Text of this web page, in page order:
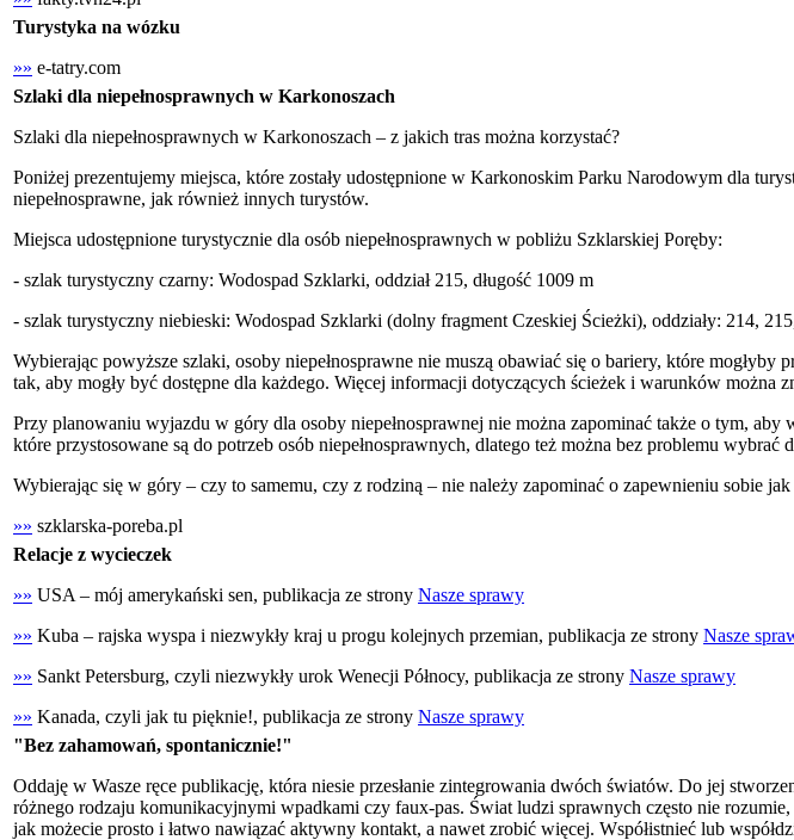
Turystyka na wózku
»» e-tatry.com
Szlaki dla niepełnosprawnych w Karkonoszach
Szlaki dla niepełnosprawnych w Karkonoszach – z jakich tras można korzystać?
Poniżej prezentujemy miejsca, które zostały udostępnione w Karkonoskim Parku Narodowym dla
niepełnosprawne, jak również innych turystów.
Miejsca udostępnione turystycznie dla osób niepełnosprawnych w pobliżu Szklarskiej Poręby:
- szlak turystyczny czarny: Wodospad Szklarki, oddział 215, długość 1009 m
- szlak turystyczny niebieski: Wodospad Szklarki (dolny fragment Czeskiej Ścieżki), oddziały: 214,
Wybierając powyższe szlaki, osoby niepełnosprawne nie muszą obawiać się o bariery, które
tak, aby mogły być dostępne dla każdego. Więcej informacji dotyczących ścieżek i warunków można
Przy planowaniu wyjazdu w góry dla osoby niepełnosprawnej nie można zapominać także o tym,
które przystosowane są do potrzeb osób niepełnosprawnych, dlatego też można bez problemu
Wybierając się w góry – czy to samemu, czy z rodziną – nie należy zapominać o zapewnieniu sobie
»» szklarska-poreba.pl
Relacje z wycieczek
»» USA – mój amerykański sen, publikacja ze strony Nasze sprawy
»» Kuba – rajska wyspa i niezwykły kraj u progu kolejnych przemian, publikacja ze strony Nasze
»» Sankt Petersburg, czyli niezwykły urok Wenecji Północy, publikacja ze strony Nasze sprawy
»» Kanada, czyli jak tu pięknie!, publikacja ze strony Nasze sprawy
"Bez zahamowań, spontanicznie!"
Oddaję w Wasze ręce publikację, która niesie przesłanie zintegrowania dwóch światów. Do jej
różnego rodzaju komunikacyjnymi wpadkami czy faux-pas. Świat ludzi sprawnych często nie
jak możecie prosto i łatwo nawiązać aktywny kontakt, a nawet zrobić więcej. Współistnieć lub